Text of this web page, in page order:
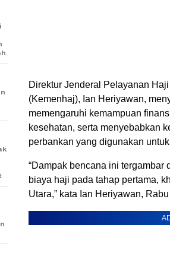
Direktur Jenderal Pelayanan
(Kemenhaj), Ian Heriyawan,
memengaruhi kemampuan
kesehatan, serta menyebabkan
perbankan yang digunakan
“Dampak bencana ini
biaya haji pada tahap pertama,
Utara,” kata Ian Heriyawan,